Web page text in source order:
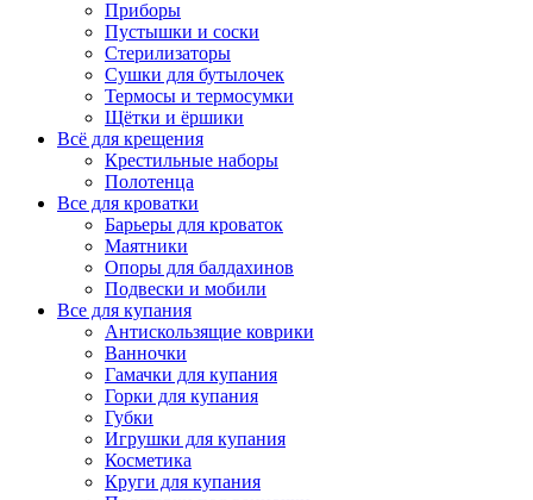
Приборы
Пустышки и соски
Стерилизаторы
Сушки для бутылочек
Термосы и термосумки
Щётки и ёршики
Всё для крещения
Крестильные наборы
Полотенца
Все для кроватки
Барьеры для кроваток
Маятники
Опоры для балдахинов
Подвески и мобили
Все для купания
Антискользящие коврики
Ванночки
Гамачки для купания
Горки для купания
Губки
Игрушки для купания
Косметика
Круги для купания